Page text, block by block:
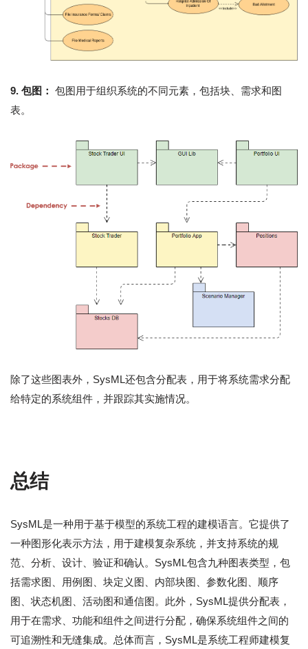
9. 包图： 包图用于组织系统的不同元素，包括块、需求和图
表。
除了这些图表外，SysML还包含分配表，用于将系统需求分配
给特定的系统组件，并跟踪其实施情况。
总结
SysML是一种用于基于模型的系统工程的建模语言。它提供了
一种图形化表示方法，用于建模复杂系统，并支持系统的规
范、分析、设计、验证和确认。SysML包含九种图表类型，包
括需求图、用例图、块定义图、内部块图、参数化图、顺序
图、状态机图、活动图和通信图。此外，SysML提供分配表，
用于在需求、功能和组件之间进行分配，确保系统组件之间的
可追溯性和无缝集成。总体而言，SysML是系统工程师建模复